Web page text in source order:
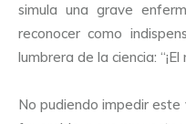
simula una grave
reconocer como
lumbrera de la ciencia:
No pudiendo impedir